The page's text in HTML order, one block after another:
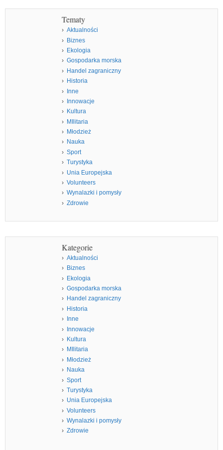
Tematy
Aktualności
Biznes
Ekologia
Gospodarka morska
Handel zagraniczny
Historia
Inne
Innowacje
Kultura
MIlitaria
Młodzież
Nauka
Sport
Turystyka
Unia Europejska
Volunteers
Wynalazki i pomysły
Zdrowie
Kategorie
Aktualności
Biznes
Ekologia
Gospodarka morska
Handel zagraniczny
Historia
Inne
Innowacje
Kultura
MIlitaria
Młodzież
Nauka
Sport
Turystyka
Unia Europejska
Volunteers
Wynalazki i pomysły
Zdrowie